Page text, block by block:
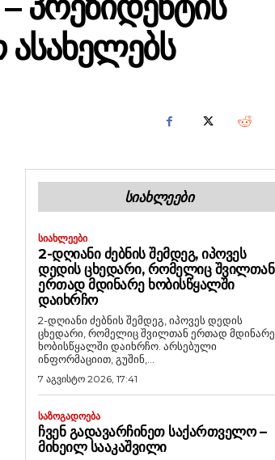
ᲐᲡᲐᲮᲔᲚᲔᲑᲡ
ᲡᲘᲐᲮᲚᲔᲔᲑᲘ
ᲡᲘᲐᲮᲚᲔᲔᲑᲘ
2-ᲓᲦᲘᲐᲜᲘ ᲫᲔᲑᲜᲘᲡ ᲨᲔᲛᲓᲔᲒ, ᲘᲞᲝᲕᲔᲡ
ᲓᲔᲓᲘᲡ ᲪᲮᲔᲓᲐᲠᲘ, ᲠᲝᲛᲔᲚᲘᲪ ᲨᲕᲘᲚᲗᲐᲜ
ᲔᲠᲗᲐᲓ ᲛᲓᲘᲜᲐᲠᲔ ᲮᲝᲑᲘᲡᲬᲧᲐᲚᲨᲘ
ᲓᲐᲘᲮᲠᲩᲝ
2-დღიანი ძებნის შემდეგ, იპოვეს დედის
ცხედარი, რომელიც შვილთან ერთად მდინარე
ხობისწყალში დაიხრჩო. არსებული
ინფორმაციით, გუშინ,...
7 აგვისტო 2026, 17:41
ᲡᲐᲖᲝᲒᲐᲓᲝᲔᲑᲐ
ᲩᲕᲔᲜ ᲒᲐᲓᲐᲕᲐᲠᲩᲘᲜᲔᲗ ᲡᲐᲥᲐᲠᲗᲕᲔᲚᲝ –
ᲛᲘᲮᲔᲘᲚ ᲡᲐᲐᲙᲐᲨᲕᲘᲚᲘ